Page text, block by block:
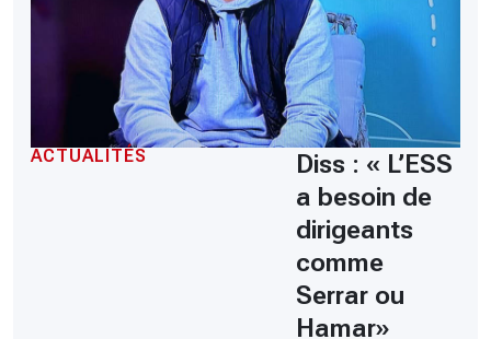
ACTUALITÉS
Diss : « L’ESS
a besoin de
dirigeants
comme
Serrar ou
Hamar»